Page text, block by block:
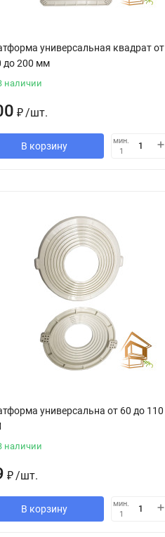
универсальная квадрат от
до 200 мм
наличии
₽/шт.
В корзину
мин.
1
универсальна от 60 до 110
наличии
₽ /шт.
В корзину
мин.
1